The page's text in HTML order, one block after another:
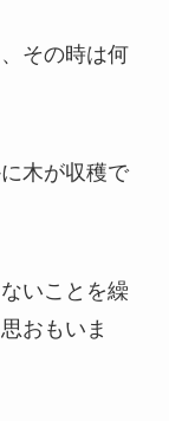
その時は何
木が収穫で
いことを繰
おもいま